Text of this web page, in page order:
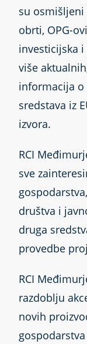
su osmišljeni
obrti, OPG-
investicijska
više
informacija
sredstava iz
izvora.
RCI
sve
društva i
druga
provedbe
RCI
razdoblju
novih